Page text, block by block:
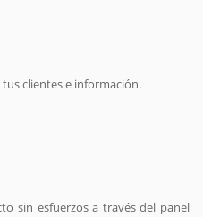
clientes e información.
sin esfuerzos a través del panel